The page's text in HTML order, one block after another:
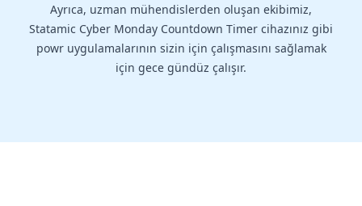
Ayrıca, uzman mühendislerden oluşan ekibimiz,
Statamic Cyber Monday Countdown Timer cihazınız gibi
powr uygulamalarının sizin için çalışmasını sağlamak
için gece gündüz çalışır.